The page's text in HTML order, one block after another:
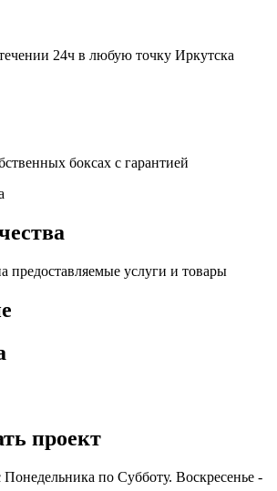
течении 24ч в любую точку Иркутска
боксах с гарантией
предоставляемые услуги и товары
проект
Понедельника по Субботу. Воскресенье -